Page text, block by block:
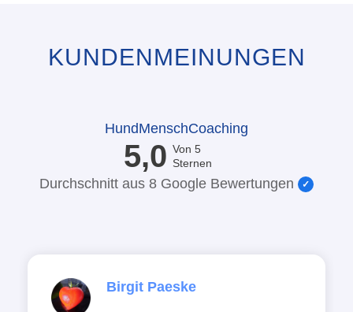
KUNDEN­MEINUNGEN
HundMenschCoaching
5,0 Von 5
Sternen
Durchschnitt aus 8 Google Bewertungen
Birgit Paeske